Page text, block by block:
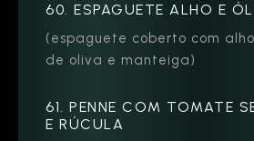
60. ESPAGUETE ALHO E
(espaguete coberto com
de oliva e manteiga)
61. PENNE COM TOMATE
E RÚCULA